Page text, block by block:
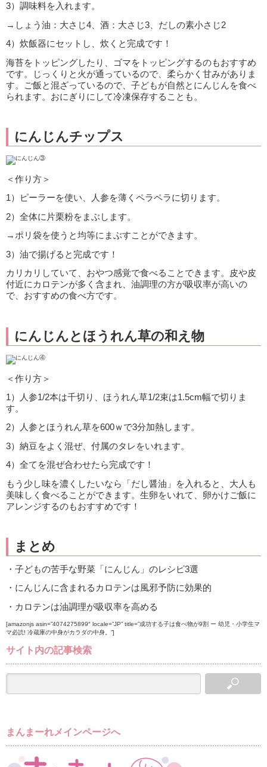
3）調味料を入れます。
→しょう油：大さじ4、酒：大さじ3、だしの素小さじ2
4）炊飯器にセットし、炊くと完成です！
海苔をトッピングしたり、ゴマをトッピングするのもおすすめ
です。じっくりと火が通っているので、柔らかく甘みがありま
す。ご飯と混ざっているので、子どもが自然とにんじんを食べ
られます。おにぎりにして冷凍保存することも。
にんじんチップス
＜作り方＞
1）ピーラーを使い、人参を薄くペラペラに切ります。
2）全体に片栗粉をまぶします。
→ポリ袋を使うと均等にまぶすことができます。
3）油で揚げると完成です！
カリカリしていて、おやつ感覚で食べることできます。皮や皮
付近にカロテンが多く含まれ、油調理の方が吸収率が高いの
で、おすすめの食べ方です。
にんじんとほうれん草の和え物
＜作り方＞
1）人参1/2本は千切り、ほうれん草1/2束は1.5cm幅で切りま
す。
2）人参とほうれん草を600ｗで3分加熱します。
3）納豆をよく混ぜ、付属のタレをいれます。
4）全てを混ぜ合わせたら完成です！
もう少し味を濃くしたいなら「だし醤油」を入れると、大人も
美味しく食べることができます。生卵をいれて、卵かけご飯に
アレンジするのもおすすめです！
まとめ
・子どもの苦手な野菜「にんじん」のレシピ3選
・にんじんに含まれるカロテンは風邪予防に効果的
・カロテンは油調理が吸収率を高める
[amazonjs asin=”4074275899″ locale=”JP” title=”成功する子は食べ物が9割 ー 幼児・小学生マ
マ必読! 冷蔵庫の中身がカラダの中身。”]
サイト内の記事検索
まんまーれメインページへ